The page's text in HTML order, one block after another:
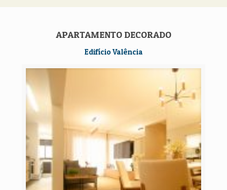
APARTAMENTO DECORADO
Edifício Valência